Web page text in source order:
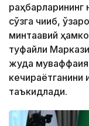
сўзга чиқиб,
минтақавий
туфайли
жуда
таъкидлади.